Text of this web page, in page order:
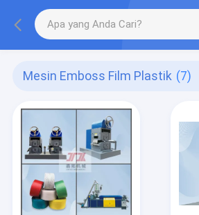
Mesin Emboss Film Plastik (7)